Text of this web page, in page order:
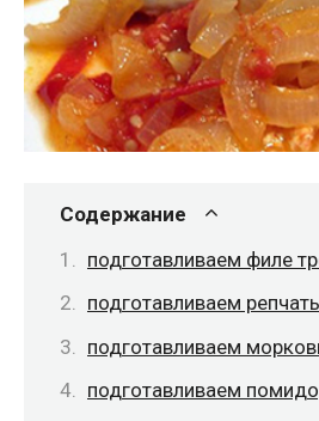
Содержание
подготавливаем филе
подготавливаем
подготавливаем
подготавливаем